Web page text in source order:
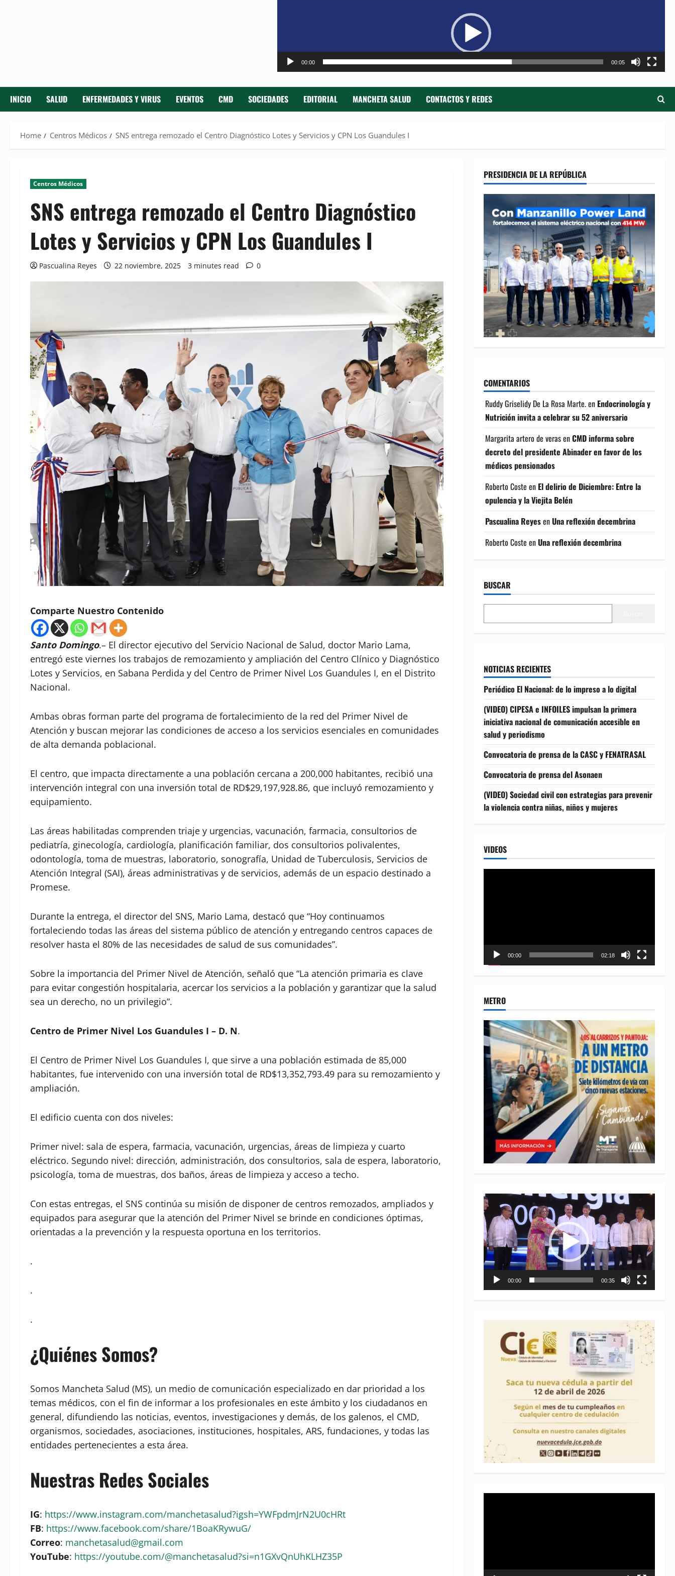
00:00 00:05
INICIO SALUD ENFERMEDADES Y VIRUS EVENTOS CMD SOCIEDADES EDITORIAL MANCHETA SALUD CONTACTOS Y REDES
Home Centros Médicos SNS entrega remozado el Centro Diagnóstico Lotes y Servicios y CPN Los Guandules I
Centros Médicos
SNS entrega remozado el Centro Diagnóstico
Lotes y Servicios y CPN Los Guandules I
Pascualina Reyes 22 noviembre, 2025 3 minutes read 0
Comparte Nuestro Contenido
Santo Domingo.– El director ejecutivo del Servicio Nacional de Salud, doctor Mario Lama,
entregó este viernes los trabajos de remozamiento y ampliación del Centro Clínico y Diagnóstico
Lotes y Servicios, en Sabana Perdida y del Centro de Primer Nivel Los Guandules I, en el Distrito
Nacional.
Ambas obras forman parte del programa de fortalecimiento de la red del Primer Nivel de
Atención y buscan mejorar las condiciones de acceso a los servicios esenciales en comunidades
de alta demanda poblacional.
El centro, que impacta directamente a una población cercana a 200,000 habitantes, recibió una
intervención integral con una inversión total de RD$29,197,928.86, que incluyó remozamiento y
equipamiento.
Las áreas habilitadas comprenden triaje y urgencias, vacunación, farmacia, consultorios de
pediatría, ginecología, cardiología, planificación familiar, dos consultorios polivalentes,
odontología, toma de muestras, laboratorio, sonografía, Unidad de Tuberculosis, Servicios de
Atención Integral (SAI), áreas administrativas y de servicios, además de un espacio destinado a
Promese.
Durante la entrega, el director del SNS, Mario Lama, destacó que “Hoy continuamos
fortaleciendo todas las áreas del sistema público de atención y entregando centros capaces de
resolver hasta el 80% de las necesidades de salud de sus comunidades”.
Sobre la importancia del Primer Nivel de Atención, señaló que “La atención primaria es clave
para evitar congestión hospitalaria, acercar los servicios a la población y garantizar que la salud
sea un derecho, no un privilegio”.
Centro de Primer Nivel Los Guandules I – D. N.
El Centro de Primer Nivel Los Guandules I, que sirve a una población estimada de 85,000
habitantes, fue intervenido con una inversión total de RD$13,352,793.49 para su remozamiento y
ampliación.
El edificio cuenta con dos niveles:
Primer nivel: sala de espera, farmacia, vacunación, urgencias, áreas de limpieza y cuarto
eléctrico. Segundo nivel: dirección, administración, dos consultorios, sala de espera, laboratorio,
psicología, toma de muestras, dos baños, áreas de limpieza y acceso a techo.
Con estas entregas, el SNS continúa su misión de disponer de centros remozados, ampliados y
equipados para asegurar que la atención del Primer Nivel se brinde en condiciones óptimas,
orientadas a la prevención y la respuesta oportuna en los territorios.
.
.
.
¿Quiénes Somos?
Somos Mancheta Salud (MS), un medio de comunicación especializado en dar prioridad a los
temas médicos, con el fin de informar a los profesionales en este ámbito y los ciudadanos en
general, difundiendo las noticias, eventos, investigaciones y demás, de los galenos, el CMD,
organismos, sociedades, asociaciones, instituciones, hospitales, ARS, fundaciones, y todas las
entidades pertenecientes a esta área.
Nuestras Redes Sociales
IG: https://www.instagram.com/manchetasalud?igsh=YWFpdmJrN2U0cHRt
FB: https://www.facebook.com/share/1BoaKRywuG/
Correo: manchetasalud@gmail.com
YouTube: https://youtube.com/@manchetasalud?si=n1GXvQnUhKLHZ35P
PRESIDENCIA DE LA REPÚBLICA
COMENTARIOS
Ruddy Griselidy De La Rosa Marte.en Endocrinología y
Nutrición invita a celebrar su 52 aniversario
Margarita artero de verasenCMD informa sobre
decreto del presidente Abinader en favor de los
médicos pensionados
Roberto Coste en El delirio de Diciembre: Entre la
opulencia y la Viejita Belén
Pascualina ReyesenUna reflexión decembrina
Roberto Coste enUna reflexión decembrina
BUSCAR
NOTICIAS RECIENTES
Periódico El Nacional: de lo impreso a lo digital
(VIDEO) CIPESA e INFOILES impulsan la primera
iniciativa nacional de comunicación accesible en
salud y periodismo
Convocatoria de prensa de la CASC y FENATRASAL
Convocatoria de prensa del Asonaen
(VIDEO) Sociedad civil con estrategias para prevenir
la violencia contra niñas, niños y mujeres
VIDEOS
00:00 02:18
METRO
Reproductor
de
vídeo
00:00 00:35